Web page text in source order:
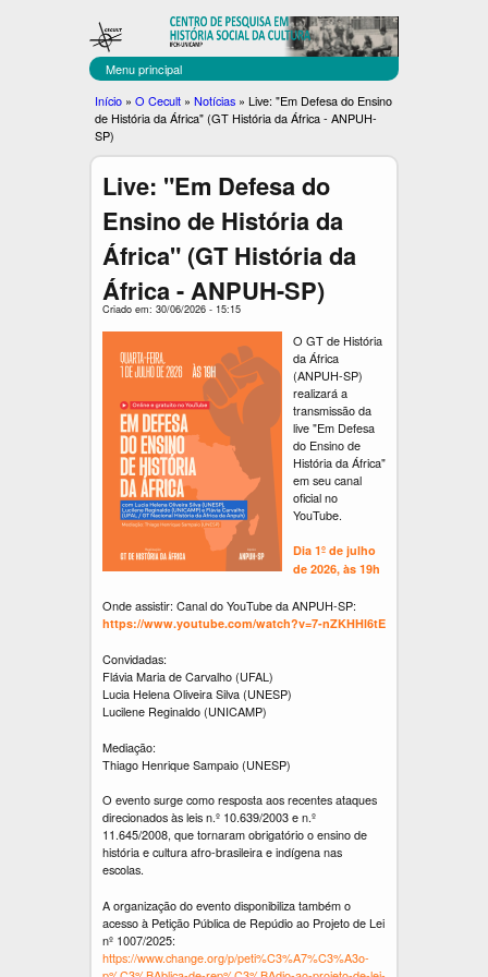
Pular
para
o
conteúdo
principal
C
E
C
U
L
T
Menu principal
Você
está
aqui
Início » O Cecult » Notícias » Live: "Em Defesa do Ensino
de História da África" (GT História da África - ANPUH-
SP)
Live: "Em Defesa do
Ensino de História da
África" (GT História da
África - ANPUH-SP)
Criado em: 30/06/2026 - 15:15
O GT de História
da África
(ANPUH-SP)
realizará a
transmissão da
live "Em Defesa
do Ensino de
História da África"
em seu canal
oficial no
YouTube.
Dia 1º de julho
de 2026, às 19h
Onde assistir: Canal do YouTube da ANPUH-SP:
https://www.youtube.com/watch?v=7-nZKHHl6tE
Convidadas:
Flávia Maria de Carvalho (UFAL)
Lucia Helena Oliveira Silva (UNESP)
Lucilene Reginaldo (UNICAMP)
Mediação:
Thiago Henrique Sampaio (UNESP)
O evento surge como resposta aos recentes ataques
direcionados às leis n.º 10.639/2003 e n.º
11.645/2008, que tornaram obrigatório o ensino de
história e cultura afro-brasileira e indígena nas
escolas.
A organização do evento disponibiliza também o
acesso à Petição Pública de Repúdio ao Projeto de Lei
nº 1007/2025:
https://www.change.org/p/peti%C3%A7%C3%A3o-